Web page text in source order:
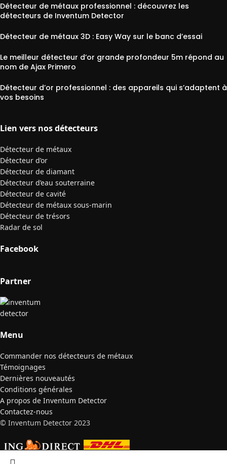
Détecteur de métaux professionnel : découvrez les
détecteurs de Inventum Detector
Détecteur de métaux 3D : Easy Way sur le banc d’essai
Le meilleur détecteur d’or grande profondeur 5m répond au
nom de Ajax Primero
Détecteur d’or professionnel : des appareils qui s’adaptent à
vos besoins
Lien vers nos détecteurs
Détecteur de métaux
Détecteur d’or
Détecteur de diamant
Détecteur d’eau souterraine
Détecteur de cavité
Détecteur de métaux sous-marin
Détecteur de trésors
Radar de sol
Facebook
Partner
Menu
Commander nos détecteurs de métaux
Témoignages
Dernières nouveautés
Conditions générales
A propos de Inventum Detector
Contactez-nous
© Inventum Detector 2023